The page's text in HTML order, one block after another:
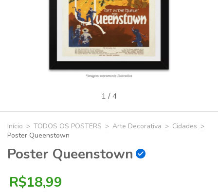
1 /4
Início > TODOS OS POSTERS > Arte Decorativa > Cidades >
Poster Queenstown
Poster Queenstown
R$18,99